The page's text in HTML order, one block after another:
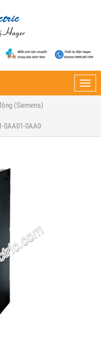
(Siemens)
0AA01-0AA0